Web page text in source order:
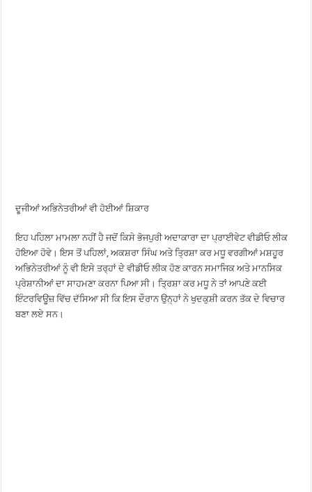
ਦੂਜੀਆਂ ਅਭਿਨੇਤਰੀਆਂ ਵੀ ਹੋਈਆਂ ਸ਼ਿਕਾਰ
ਇਹ ਪਹਿਲਾ ਮਾਮਲਾ ਨਹੀਂ ਹੈ ਜਦੋਂ ਕਿਸੇ ਭੋਜਪੁਰੀ ਅਦਾਕਾਰਾ ਦਾ ਪ੍ਰਾਈਵੇਟ ਵੀਡੀਓ ਲੀਕ
ਹੋਇਆ ਹੋਵੇ। ਇਸ ਤੋਂ ਪਹਿਲਾਂ, ਅਕਸ਼ਰਾ ਸਿੰਘ ਅਤੇ ਤ੍ਰਿਸ਼ਾ ਕਰ ਮਧੂ ਵਰਗੀਆਂ ਮਸ਼ਹੂਰ
ਅਭਿਨੇਤਰੀਆਂ ਨੂੰ ਵੀ ਇਸੇ ਤਰ੍ਹਾਂ ਦੇ ਵੀਡੀਓ ਲੀਕ ਹੋਣ ਕਾਰਨ ਸਮਾਜਿਕ ਅਤੇ ਮਾਨਸਿਕ
ਪ੍ਰੇਸ਼ਾਨੀਆਂ ਦਾ ਸਾਹਮਣਾ ਕਰਨਾ ਪਿਆ ਸੀ। ਤ੍ਰਿਸ਼ਾ ਕਰ ਮਧੂ ਨੇ ਤਾਂ ਆਪਣੇ ਕਈ
ਇੰਟਰਵਿਊਜ਼ ਵਿੱਚ ਦੱਸਿਆ ਸੀ ਕਿ ਇਸ ਦੌਰਾਨ ਉਨ੍ਹਾਂ ਨੇ ਖੁਦਕੁਸ਼ੀ ਕਰਨ ਤੱਕ ਦੇ ਵਿਚਾਰ
ਬਣਾ ਲਏ ਸਨ।